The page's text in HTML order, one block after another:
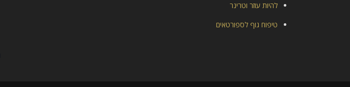
להיות עוזר וטרינר
טיפוח גוף לספורטאים